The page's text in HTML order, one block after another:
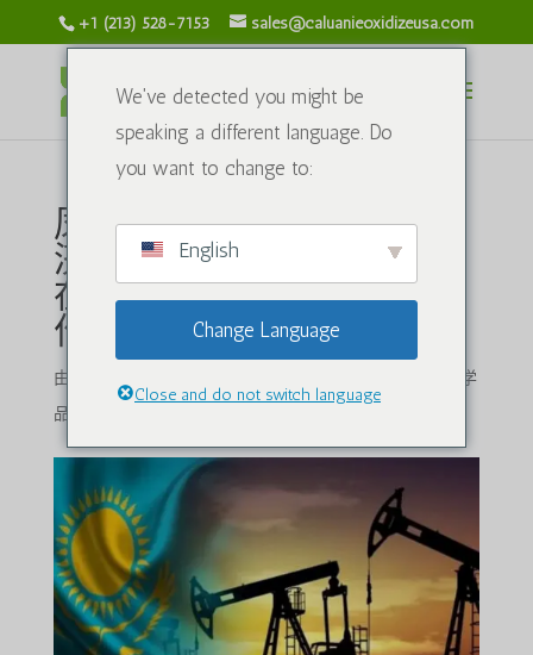
+1 (213) 528-7153 sales@caluanieoxidizeusa.com
凤凰涅槃：哈萨克斯坦经
济与卡拉瓦耶·穆埃利亚尔
在石油和天然气生产中的
作用对比
由
工业化学
品
We've detected you might be
speaking a different language. Do
you want to change to:
English
Change Language
Close and do not switch language